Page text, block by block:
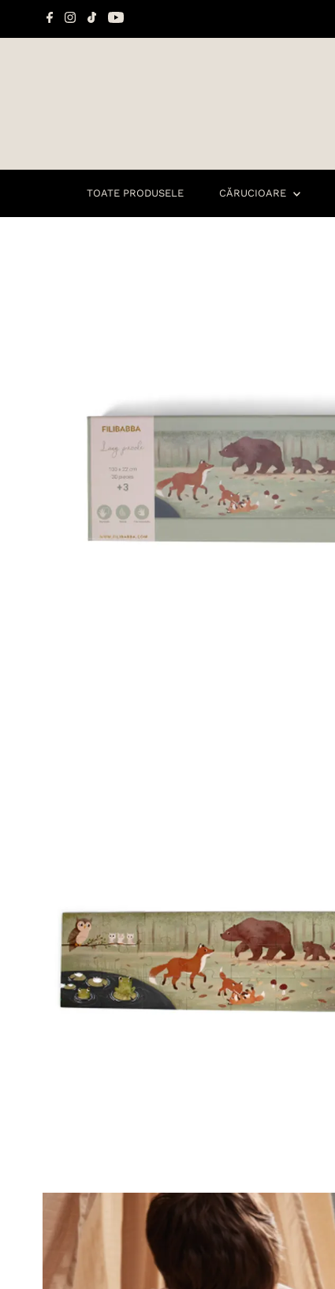
Sari la conținut
TOATE PRODUSELE CĂRUCIOARE